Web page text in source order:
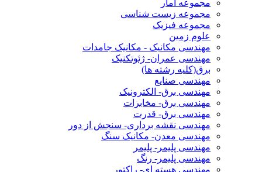
مجموعه آمار
مجموعه زیست شناسی
مجموعه فیزیک
علوم زمین
مهندسی مکانیک - مکانیک جامدات
مهندسی عمران- ژئوتکنیک
برق(کلیه رشته ها)
مهندسی صنایع
مهندسی برق- الکترونیک
مهندسی برق- مخابرات
مهندسی برق- قدرت
مهندسی نقشه برداری- سنجش از دور
مهندسی معدن- مکانیک سنگ
مهندسی پلیمر- پلیمر
مهندسی پلیمر- رنگ
مهندسی هسته ای- راکتور